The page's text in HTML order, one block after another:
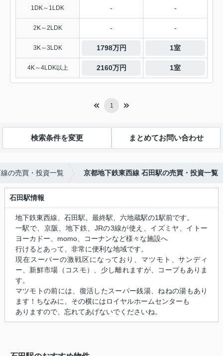
1DK～1LDK - -
2K～2LDK - -
3K～3LDK 1798万円 1室
4K～4LDK以上 2160万円 1室
1
検索条件を変更 まとめてお問い合わせ
の売買・投資一覧 京都地下鉄東西線 石田駅の売買・投資一覧
石田駅情報
地下鉄東西線、石田駅。最終駅、六地蔵駅の1駅前です。
一駅で、京阪、地下鉄、JRの3線が使え、イズミヤ、イトー
ヨーカドー、momo、コーナンなど様々な施設へ
行けるとあって、非常に便利な地域です。
現在スーパーの激戦区になっており、マツモト、サンディ
ー、新鮮市場（コスモ）、少し離れますが、コープもありま
す。
マツモトの前には、復活したスーパー銭湯、ねねの湯もあり
ます！ちなみに、その横にはロイヤルホームセンターも
ありますので、忘れてあげないでくださいね。